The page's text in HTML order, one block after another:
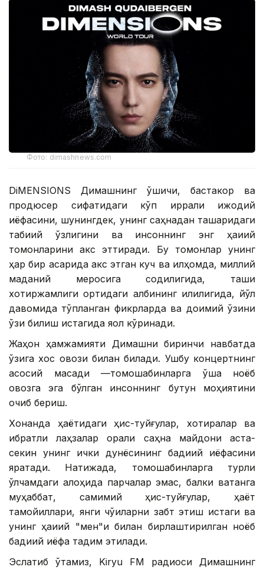
Фото: dimashnews.com
DiMENSIONS Димашнинг қўшиқчи, бастакор ва
продюсер сифатидаги кўп қиррали ижодий
қиёфасини, шунингдек, унинг саҳнадан ташқаридаги
табиий ўзлигини ва инсоннинг энг ҳақиқий
томонларини акс эттиради. Бу томонлар унинг
ҳар бир асарида акс этган куч ва илҳомда, миллий
маданий меросига содиқлигида, ташқи
хотиржамлиги ортидаги қалбининг илиқлигида, йўл
давомида тўпланган фикрларда ва доимий ўзини
ўзи билиш истагида яққол кўринади.
Жаҳон ҳамжамияти Димашни биринчи навбатда
ўзига хос овози билан билади. Ушбу концертнинг
асосий мақсади —томошабинларга ўша ноёб
овозга эга бўлган инсоннинг бутун моҳиятини
очиб бериш.
Хонанда ҳаётидаги ҳис-туйғулар, хотиралар ва
ибратли лаҳзалар орқали саҳна майдони аста-
секин унинг ички дунёсининг бадиий қиёфасини
яратади. Натижада, томошабинларга турли
ўлчамдаги алоҳида парчалар эмас, балки ватанга
муҳаббат, самимий ҳис-туйғулар, ҳаёт
тамойиллари, янги чўққиларни забт этиш истаги ва
унинг ҳақиқий "мен"и билан бирлаштирилган ноёб
бадиий қиёфа тақдим этилади.
Эслатиб ўтамиз, Kiryu FM радиоси Димашнинг